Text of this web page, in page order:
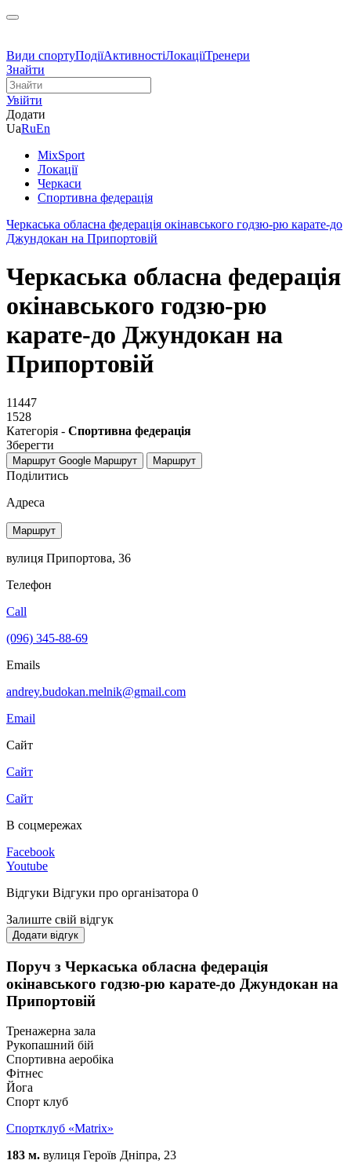
Види спортуПодіїАктивностіЛокаціїТренери
Знайти
Увійти
Додати
UaRuEn
MixSport
Локації
Черкаси
Спортивна федерація
Черкаська обласна федерація окінавського годзю-рю карате-до
Джундокан на Припортовій
Черкаська обласна федерація
окінавського годзю-рю
карате-до Джундокан на
Припортовій
11447
1528
Категорія - Спортивна федерація
Зберегти
Маршрут Google Маршрут Маршрут
Поділитись
Адреса
Маршрут
вулиця Припортова, 36
Телефон
Call
(096) 345-88-69
Emails
andrey.budokan.melnik@gmail.com
Email
Сайт
Сайт
Сайт
В соцмережах
Facebook
Youtube
Відгуки Відгуки про організатора 0
Залиште свій відгук
Додати відгук
Поруч з Черкаська обласна федерація
окінавського годзю-рю карате-до Джундокан на
Припортовій
Тренажерна зала
Рукопашний бій
Спортивна аеробіка
Фітнес
Йога
Спорт клуб
Спортклуб «Matrix»
183 м. вулиця Героїв Дніпра, 23